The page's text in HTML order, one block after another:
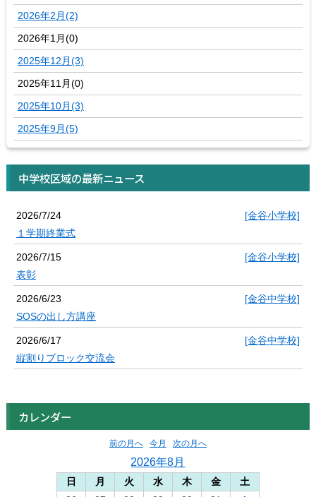
2026年2月(2)
2026年1月(0)
2025年12月(3)
2025年11月(0)
2025年10月(3)
2025年9月(5)
中学校区域の最新ニュース
2026/7/24
[金谷小学校]
１学期終業式
2026/7/15
[金谷小学校]
表彰
2026/6/23
[金谷中学校]
SOSの出し方講座
2026/6/17
[金谷中学校]
縦割りブロック交流会
カレンダー
前の月へ 今月 次の月へ
2026年8月
日 月 火 水 木 金
土